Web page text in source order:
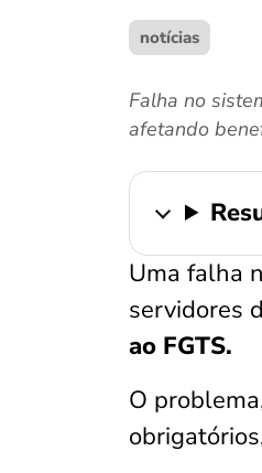
notícias
Falha no
afetando
Uma falha
servidores
ao FGTS.
O